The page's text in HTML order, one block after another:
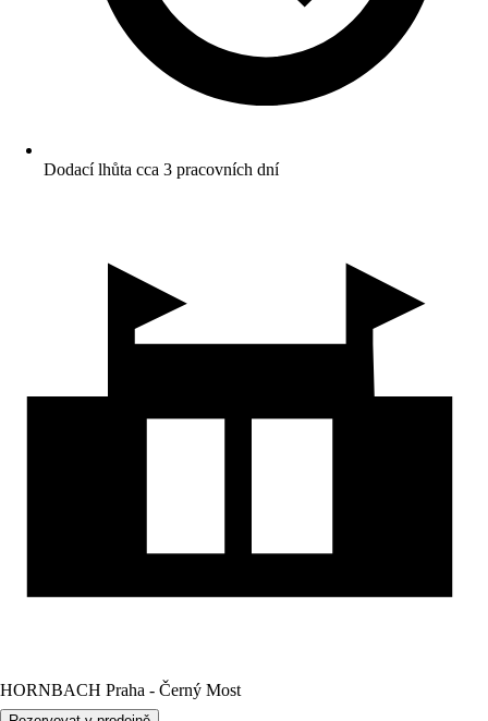
Dodací lhůta cca 3 pracovních dní
HORNBACH Praha - Černý Most